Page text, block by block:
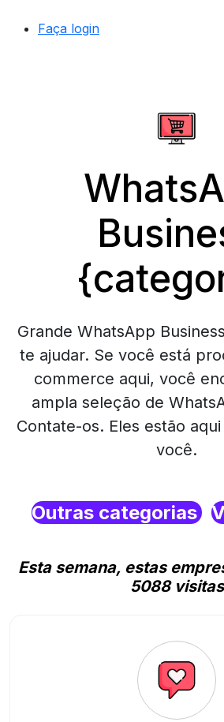
Faça login
Grande WhatsApp
te ajudar. Se você está
commerce aqui, você
ampla seleção de
Contate-os. Eles estão
você.
Outras categorias
Esta semana, estas
5088 visitas